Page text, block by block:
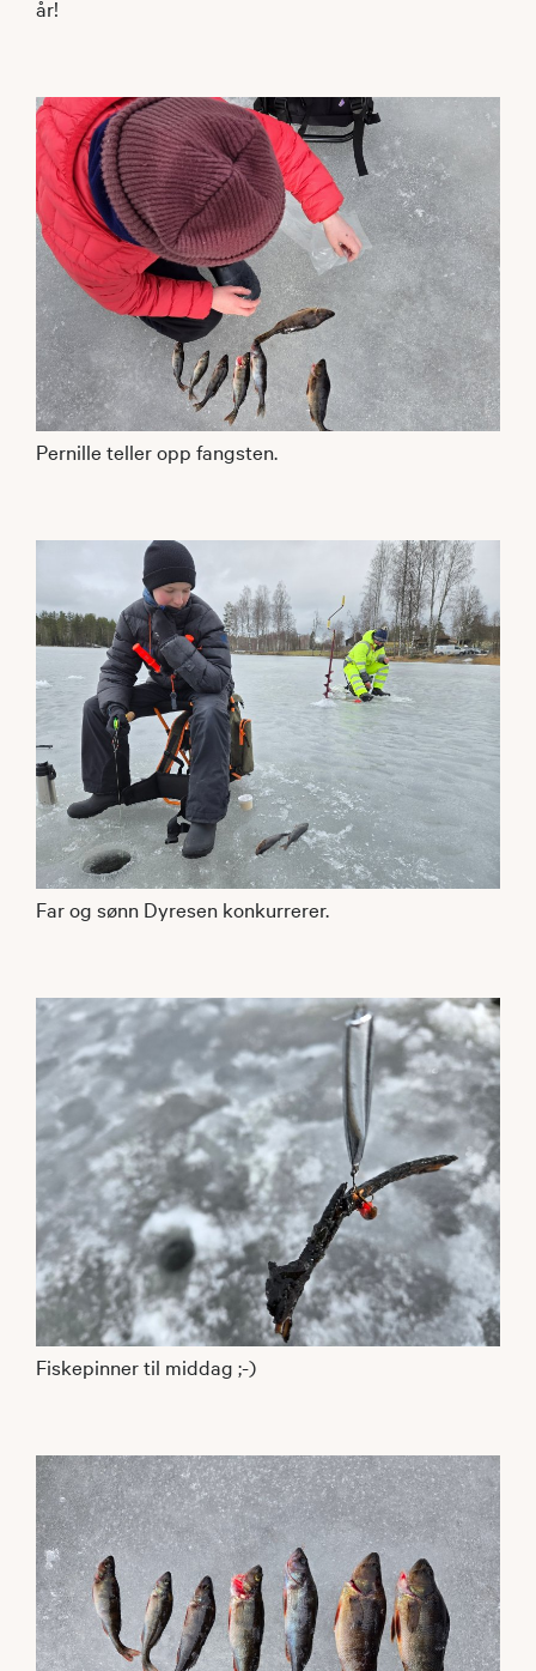
år!
Pernille teller opp fangsten.
Far og sønn Dyresen konkurrerer.
Fiskepinner til middag ;-)